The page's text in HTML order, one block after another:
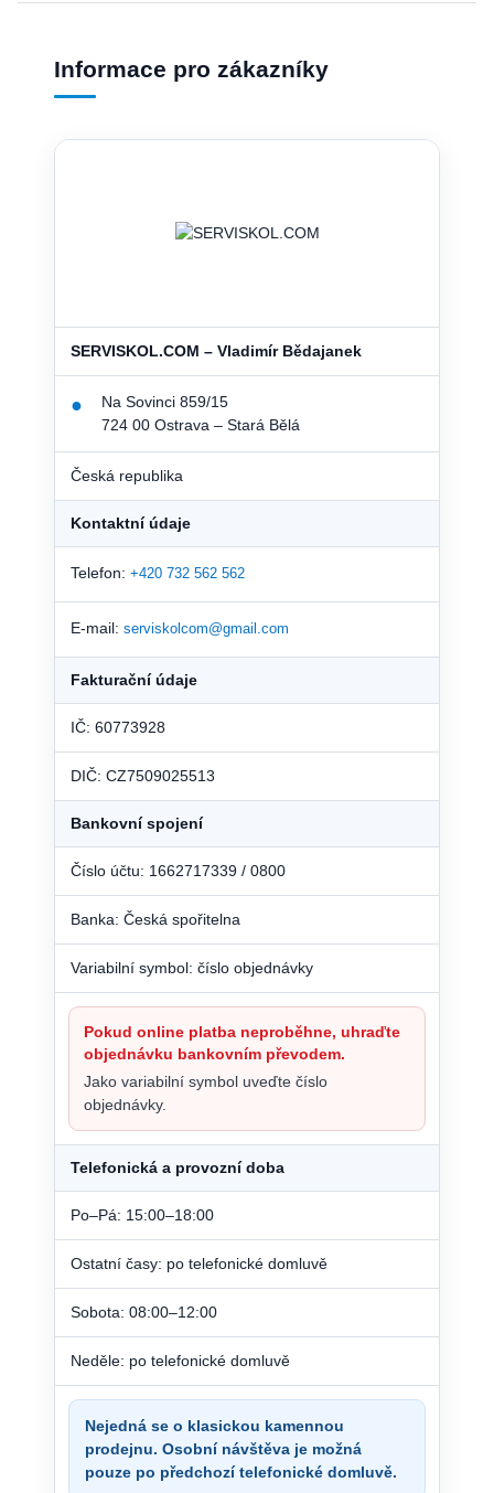
Informace pro zákazníky
SERVISKOL.COM – Vladimír Bědajanek
●
Na Sovinci 859/15
724 00 Ostrava – Stará Bělá
Česká republika
Kontaktní údaje
Telefon: +420 732 562 562
E-mail: serviskolcom@gmail.com
Fakturační údaje
IČ: 60773928
DIČ: CZ7509025513
Bankovní spojení
Číslo účtu: 1662717339 / 0800
Banka: Česká spořitelna
Variabilní symbol: číslo objednávky
Pokud online platba neproběhne, uhraďte
objednávku bankovním převodem.
Jako variabilní symbol uveďte číslo
objednávky.
Telefonická a provozní doba
Po–Pá: 15:00–18:00
Ostatní časy: po telefonické domluvě
Sobota: 08:00–12:00
Neděle: po telefonické domluvě
Nejedná se o klasickou kamennou
prodejnu. Osobní návštěva je možná
pouze po předchozí telefonické domluvě.